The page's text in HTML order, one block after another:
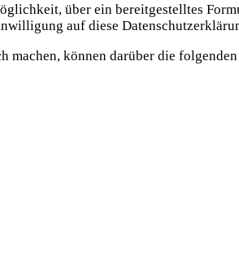
über ein bereitgestelltes
auf diese
machen, können darüber die